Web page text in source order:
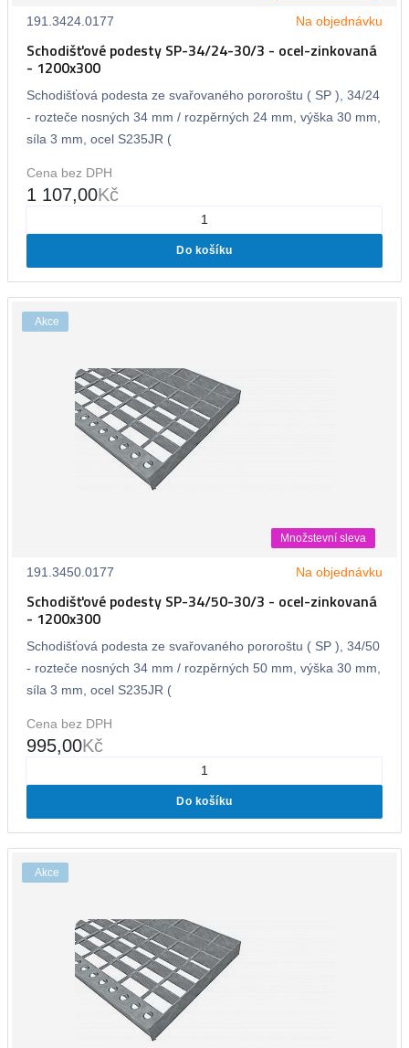
191.3424.0177 Na objednávku
Schodišťové podesty SP-34/24-30/3 - ocel-zinkovaná
- 1200x300
Schodišťová podesta ze svařovaného pororoštu ( SP ), 34/24
- rozteče nosných 34 mm / rozpěrných 24 mm, výška 30 mm,
síla 3 mm, ocel S235JR (
Cena bez DPH
1 107,00Kč
Do košíku
Akce
Množstevní sleva
191.3450.0177 Na objednávku
Schodišťové podesty SP-34/50-30/3 - ocel-zinkovaná
- 1200x300
Schodišťová podesta ze svařovaného pororoštu ( SP ), 34/50
- rozteče nosných 34 mm / rozpěrných 50 mm, výška 30 mm,
síla 3 mm, ocel S235JR (
Cena bez DPH
995,00Kč
Do košíku
Akce